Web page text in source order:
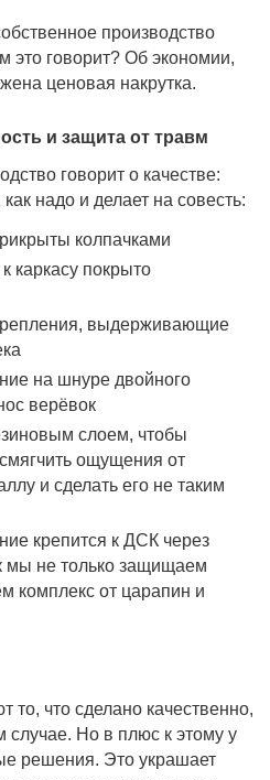
покрытия
450 мм
порошковое покрытие
150 кг
80 кг
полиэтилен
Street Formula
производство
говорит? Об экономии,
ценовая накрутка.
и защита от травм
говорит о качестве:
надо и делает на совесть:
колпачками
каркасу покрыто
выдерживающие
на шнуре двойного
верёвок
слоем, чтобы
ощущения от
и сделать его не таким
крепится к ДСК через
мы не только защищаем
комплекс от царапин и
то, что сделано качественно,
Но в плюс к этому у
решения. Это украшает